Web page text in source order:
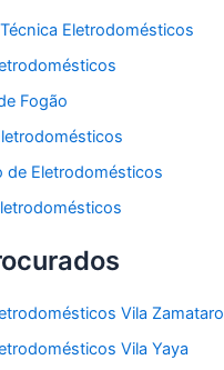
Eletrodomésticos
Fogão
de Eletrodomésticos
Vila Zamataro
Vila Yaya